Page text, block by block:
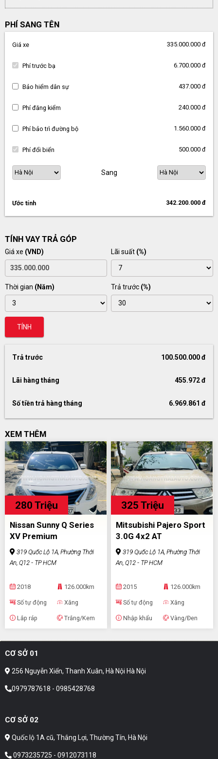
PHÍ SANG TÊN
Giá xe 335.000.000 đ
Phí trước bạ 6.700.000 đ
Bảo hiểm dân sự 437.000 đ
Phí đăng kiểm 240.000 đ
Phí bảo trì đường bộ 1.560.000 đ
Phí đổi biển 500.000 đ
Sang
Ước tính 342.200.000 đ
TÍNH VAY TRẢ GÓP
Giá xe (VND) Lãi suất (%)
Thời gian (Năm) Trả trước (%)
TÍNH
Trả trước 100.500.000 đ
Lãi hàng tháng 455.972 đ
Số tiền trả hàng tháng 6.969.861 đ
XEM THÊM
280 Triệu
Nissan Sunny Q Series
XV Premium
319 Quốc Lộ 1A, Phường Thới
An, Q12 - TP HCM
2018 126.000km
Số tự động Xăng
Lắp ráp Trắng/Kem
325 Triệu
Mitsubishi Pajero Sport
3.0G 4x2 AT
319 Quốc Lộ 1A, Phường Thới
An, Q12 - TP HCM
2015 126.000km
Số tự động Xăng
Nhập khẩu Vàng/Đen
CƠ SỞ 01
256 Nguyễn Xiển, Thanh Xuân, Hà Nội Hà Nội
0979787618 - 0985428768
CƠ SỞ 02
Quốc lộ 1A cũ, Thắng Lợi, Thường Tín, Hà Nội
0973235725 - 0912073118